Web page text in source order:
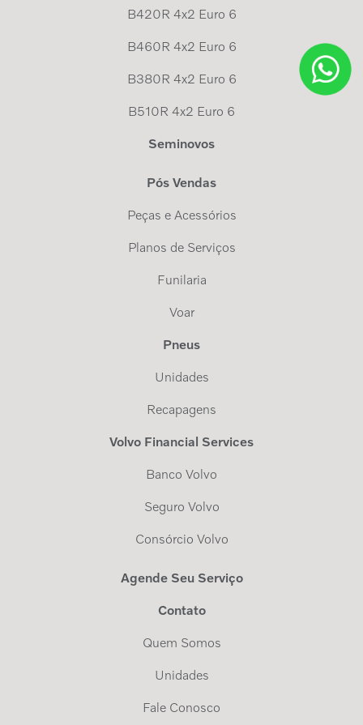
B420R 4x2 Euro 6
B460R 4x2 Euro 6
B380R 4x2 Euro 6
B510R 4x2 Euro 6
Seminovos
Pós Vendas
Peças e Acessórios
Planos de Serviços
Funilaria
Voar
Pneus
Unidades
Recapagens
Volvo Financial Services
Banco Volvo
Seguro Volvo
Consórcio Volvo
Agende Seu Serviço
Contato
Quem Somos
Unidades
Fale Conosco